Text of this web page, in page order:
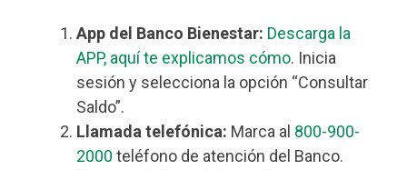
App del Banco Bienestar: Descarga la
APP, aquí te explicamos cómo. Inicia
sesión y selecciona la opción “Consultar
Saldo”.
Llamada telefónica: Marca al 800-900-
2000 teléfono de atención del Banco.